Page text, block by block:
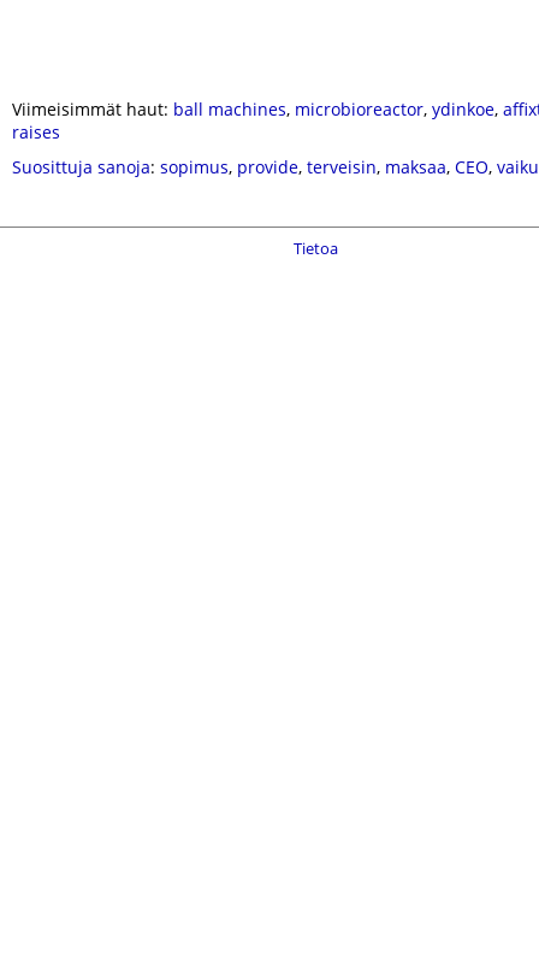
Viimeisimmät haut: ball machines, microbioreactor, ydinkoe,
raises
Suosittuja sanoja: sopimus, provide, terveisin, maksaa, CEO,
Tietoa